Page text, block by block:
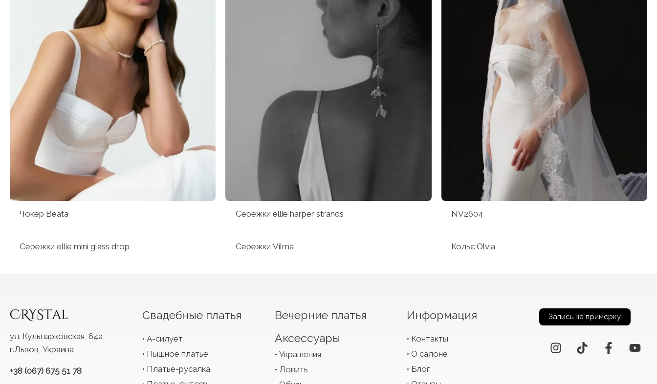
Чокер Beata Сережки ellie harper strands NV2604
Сережки ellie mini glass drop Сережки Vilma Кольє Olvia
ул. Кульпарковская, 64а,
г.Львов, Украина
+38 (067) 675 51 78
Свадебные платья
А-силует
Пышное платье
Платье-русалка
Вечерние платья
Аксессуары
Украшения
Ловить
Информация
Контакты
О салоне
Блог
Запись на примерку